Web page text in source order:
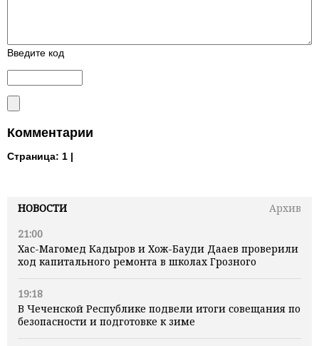
НОВОСТИ
Архив
21:00
Хас-Магомед Кадыров и Хож-Бауди Дааев проверили
ход капитального ремонта в школах Грозного
19:18
В Чеченской Республике подвели итоги совещания по
безопасности и подготовке к зиме
Введите код
Комментарии
Страница: 1 |